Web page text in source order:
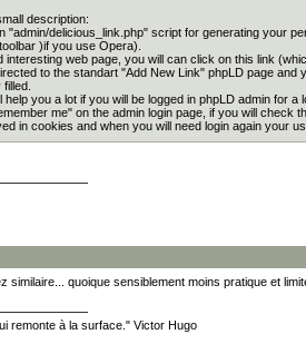
description:
"admin/delicious_link.php" script for generating your
)if you use Opera).
interesting web page, you will can click on this link
to the standart "Add New Link" phpLD page and
help you a lot if you will be logged in phpLD admin for a
me" on the admin login page, if you will check
in cookies and when you will need login again your
similaire... quoique sensiblement moins pratique et
remonte à la surface." Victor Hugo